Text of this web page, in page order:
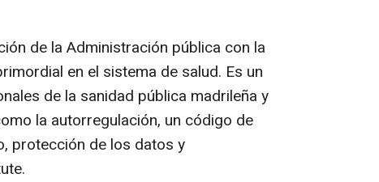
de la Administración pública con la
en el sistema de salud. Es un
de la sanidad pública madrileña y
la autorregulación, un código de
protección de los datos y